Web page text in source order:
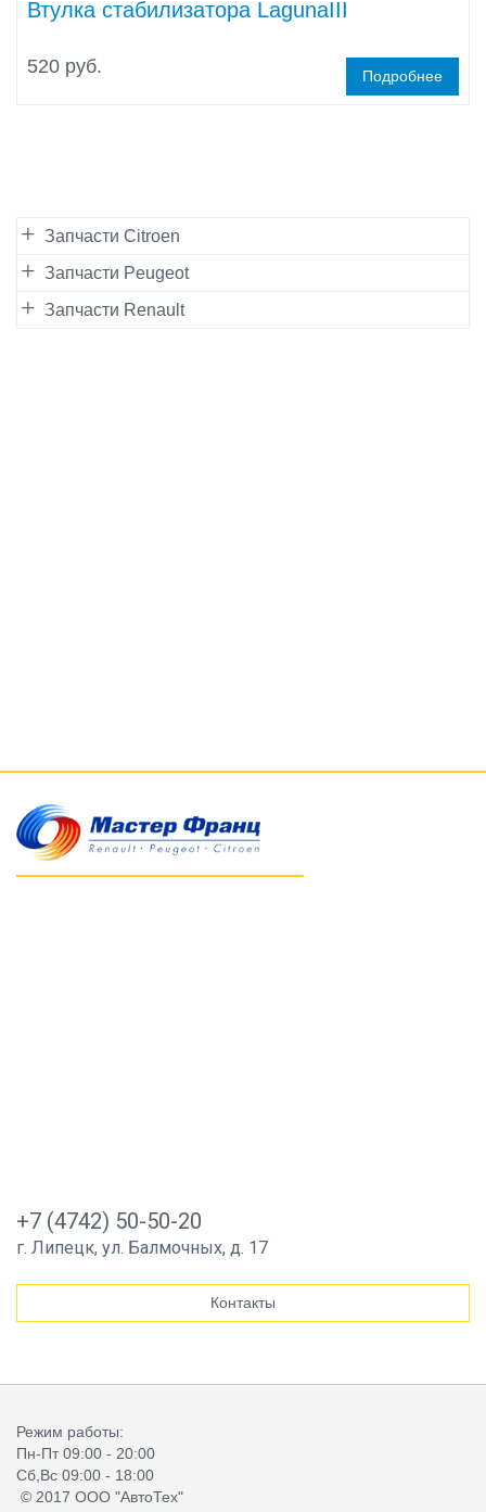
Втулка стабилизатора LagunaIII
520 руб. Подробнее
Запчасти Citroen
Запчасти Peugeot
Запчасти Renault
+7 (4742) 50-50-20
г. Липецк, ул. Балмочных, д. 17
Контакты
Режим работы:
Пн-Пт 09:00 - 20:00
Сб,Вс 09:00 - 18:00
© 2017 ООО "АвтоТех"